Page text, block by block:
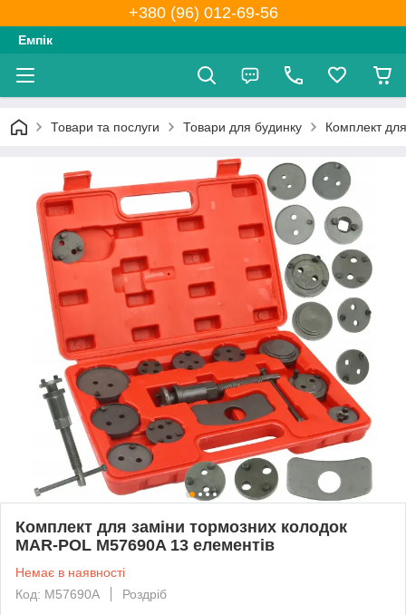
+380 (96) 012-69-56
Емпік
Товари та послуги Товари для будинку Комплект
Комплект для заміни тормозних колодок
MAR-POL M57690A 13 елементів
Немає в наявності
Код: M57690A
Роздріб